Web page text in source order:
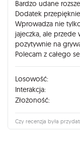
Bardzo udane
Dodatek
Wprowadza nie
jajeczka, ale przede
pozytywnie na
Polecam z całego
Losowość:
Interakcja:
Złożoność:
Czy recenzja była